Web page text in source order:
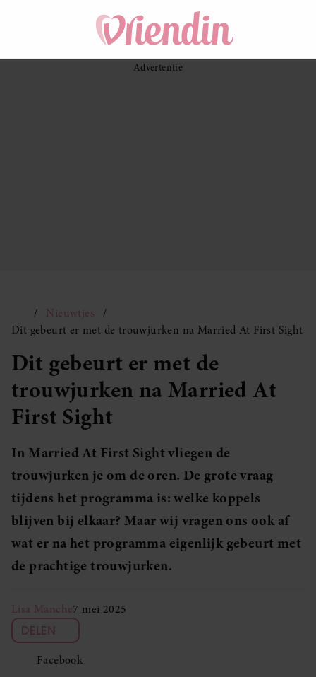
Nieuwtjes
Dit gebeurt er met de trouwjurken na Married At First Sight
Dit gebeurt er met de
trouwjurken na Married At
First Sight
In Married At First Sight vliegen de
trouwjurken je om de oren. De grote vraag
tijdens het programma is: welke koppels
blijven bij elkaar? Maar wij vragen ons ook af
wat er na het programma eigenlijk gebeurt met
de prachtige trouwjurken.
Lisa Manche7 mei 2025
DELEN
Facebook